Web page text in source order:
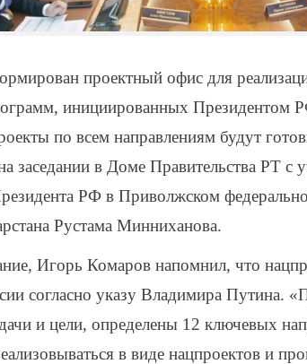
проектный офис для
инициированных
по всем направлениям будут
заседании в Доме Правительства РТ с
РФ в Приволжском
Рустама Минниханова.
Игорь Комаров напомнил, что
согласно указу Владимира Путина.
и цели, определены 12 ключевых
в виде нацпроектов и